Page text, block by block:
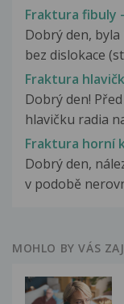
Fraktura fibuly
Dobrý den,
bez dislokace
Fraktura
Dobrý den!
hlavičku radia
Fraktura horní
Dobrý den,
v podobě
MOHLO BY VÁS